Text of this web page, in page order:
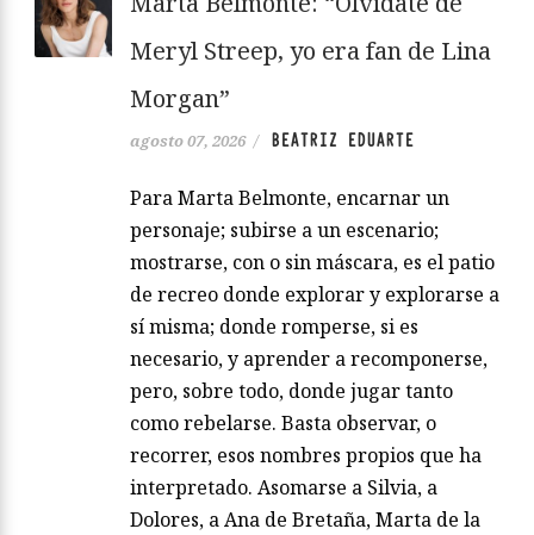
Meryl Streep, yo era fan de Lina
Morgan”
agosto 07, 2026 / BEATRIZ EDUARTE
Para Marta Belmonte, encarnar un
personaje; subirse a un escenario;
mostrarse, con o sin máscara, es el patio
de recreo donde explorar y explorarse a
sí misma; donde romperse, si es
necesario, y aprender a recomponerse,
pero, sobre todo, donde jugar tanto
como rebelarse. Basta observar, o
recorrer, esos nombres propios que ha
interpretado. Asomarse a Silvia, a
Dolores, a Ana de Bretaña, Marta de la